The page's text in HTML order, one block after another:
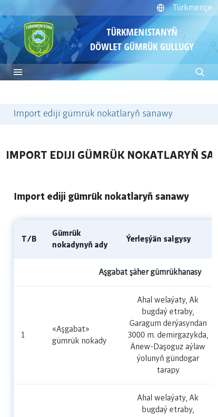
Türkmençe
TÜRKMENISTANYŇ
DÖWLET GÜMRÜK GULLUGY
Import ediji gümrük nokatlaryň sanawy
IMPORT EDIJI GÜMRÜK NOKATLARYŇ
Import ediji gümrük nokatlaryň sanawy
T/B
Gümrük
nokadynyň ady
Ýerleşýän salgysy
Aşgabat şäher gümrükhanasy
1
«Aşgabat»
gümrük nokady
Ahal welaýaty, Ak
bugdaý etraby,
Garagum derýasyndan
3000 m. demirgazykda,
Änew-Daşoguz aýlaw
ýolunyň gündogar
tarapy
Ahal welaýaty, Ak
bugdaý etraby,